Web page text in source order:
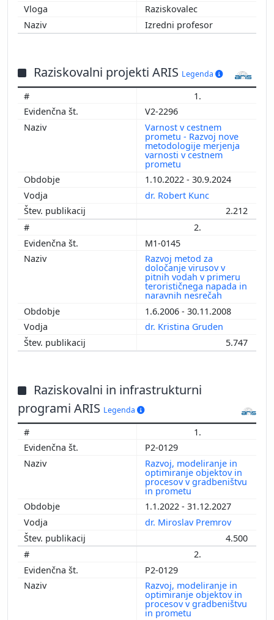
Raziskovalec
Izredni profesor
Raziskovalni projekti ARIS Legenda
1.
V2-2296
Varnost v cestnem
prometu - Razvoj nove
metodologije merjenja
varnosti v cestnem
prometu
1.10.2022 - 30.9.2024
dr. Robert Kunc
2.212
2.
M1-0145
Razvoj metod za
določanje virusov v
pitnih vodah v primeru
terorističnega napada in
naravnih nesrečah
1.6.2006 - 30.11.2008
dr. Kristina Gruden
5.747
Raziskovalni in infrastrukturni
programi ARIS Legenda
1.
P2-0129
Razvoj, modeliranje in
optimiranje objektov in
procesov v gradbeništvu
in prometu
1.1.2022 - 31.12.2027
dr. Miroslav Premrov
4.500
2.
P2-0129
Razvoj, modeliranje in
optimiranje objektov in
procesov v gradbeništvu
in prometu